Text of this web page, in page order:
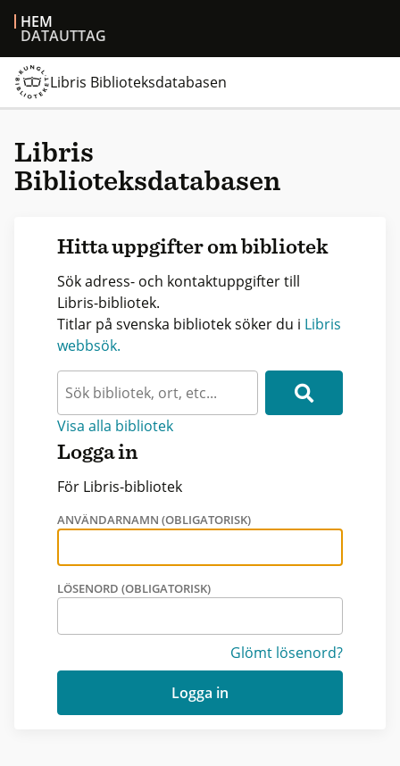
HEM
DATAUTTAG
Libris Biblioteksdatabasen
Libris
Biblioteksdatabasen
Hitta uppgifter om bibliotek
Sök adress- och kontaktuppgifter till
Libris-bibliotek.
Titlar på svenska bibliotek söker du i Libris
webbsök.
Visa alla bibliotek
Logga in
För Libris-bibliotek
ANVÄNDARNAMN (OBLIGATORISK)
LÖSENORD (OBLIGATORISK)
Glömt lösenord?
Logga in